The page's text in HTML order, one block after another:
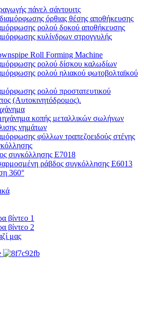
πάνελ σάντουιτς
όρθιας θέσης αποθήκευσης
ρολού δοκού αποθήκευσης
κυλίνδρων στρογγυλής
Roll Forming Machine
ρολού δίσκου καλωδίων
ρολού ηλιακού φωτοβολταϊκού
ρολού προστατευτικού
(Αυτοκινητόδρομος).
κοπής μεταλλικών σωλήνων
νημάτων
φύλλων τραπεζοειδούς στέγης
συγκόλλησης E7018
ράβδος συγκόλλησης E6013
360°
βίντεο 1
βίντεο 2
μας